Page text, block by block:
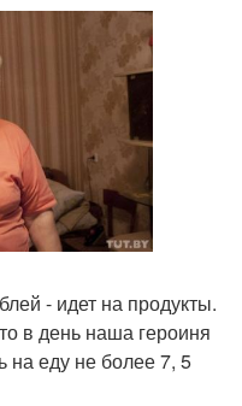
- идет на продукты.
в день наша героиня
на еду не более 7, 5